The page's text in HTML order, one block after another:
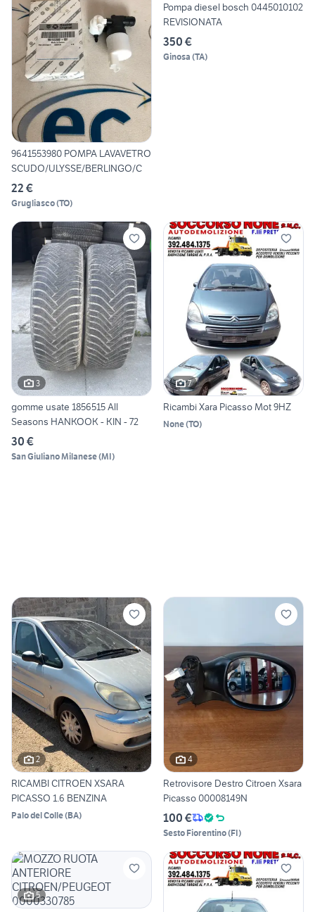
9641553980 POMPA LAVAVETRO
SCUDO/ULYSSE/BERLINGO/C
22 €
Grugliasco(TO)
Pompa diesel bosch 0445010102
REVISIONATA
350 €
Ginosa (TA)
3
gomme usate 1856515 All
Seasons HANKOOK - KIN - 72
30 €
San Giuliano Milanese(MI)
7
Ricambi Xara Picasso Mot 9HZ
None(TO)
2
RICAMBI CITROEN XSARA
PICASSO 1.6 BENZINA
Palo del Colle(BA)
4
Retrovisore Destro Citroen Xsara
Picasso 00008149N
100 €
Sesto Fiorentino(FI)
5